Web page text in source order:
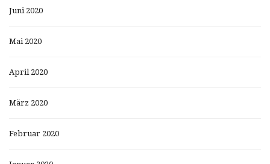
Juni 2020
Mai 2020
April 2020
März 2020
Februar 2020